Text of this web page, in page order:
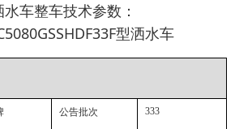
车整车技术参数：
型洒水车
公告批次 333